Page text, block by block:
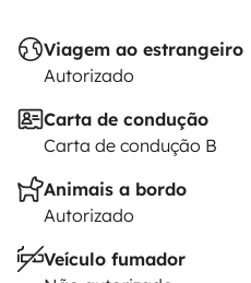
Viagem ao estrangeiro
Autorizado
Carta de condução
Carta de condução B
Animais a bordo
Autorizado
Veículo fumador